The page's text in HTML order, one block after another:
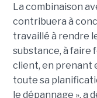
La combinaison
contribuera à
travaillé à rendre
substance, à faire
client, en prenant
toute sa
le dépannage », a